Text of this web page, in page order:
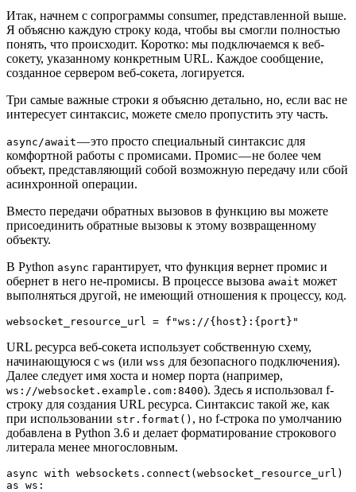
Итак, начнем с сопрограммы consumer, представленной выше.
Я объясню каждую строку кода, чтобы вы смогли полностью
понять, что происходит. Коротко: мы подключаемся к веб-
сокету, указанному конкретным URL. Каждое сообщение,
созданное сервером веб-сокета, логируется.
Три самые важные строки я объясню детально, но, если вас не
интересует синтаксис, можете смело пропустить эту часть.
async/await— это просто специальный синтаксис для
комфортной работы с промисами. Промис — не более чем
объект, представляющий собой возможную передачу или сбой
асинхронной операции.
Вместо передачи обратных вызовов в функцию вы можете
присоединить обратные вызовы к этому возвращенному
объекту.
В Python async гарантирует, что функция вернет промис и
обернет в него не-промисы. В процессе вызова await может
выполняться другой, не имеющий отношения к процессу, код.
websocket_resource_url = f"ws://{host}:{port}"
URL ресурса веб-сокета использует собственную схему,
начинающуюся с ws (или wss для безопасного подключения).
Далее следует имя хоста и номер порта (например,
ws://websocket.example.com:8400). Здесь я использовал f-
строку для создания URL ресурса. Синтаксис такой же, как
при использовании str.format() , но f-строка по умолчанию
добавлена в Python 3.6 и делает форматирование строкового
литерала менее многословным.
async with websockets.connect(websocket_resource_url)
as ws: